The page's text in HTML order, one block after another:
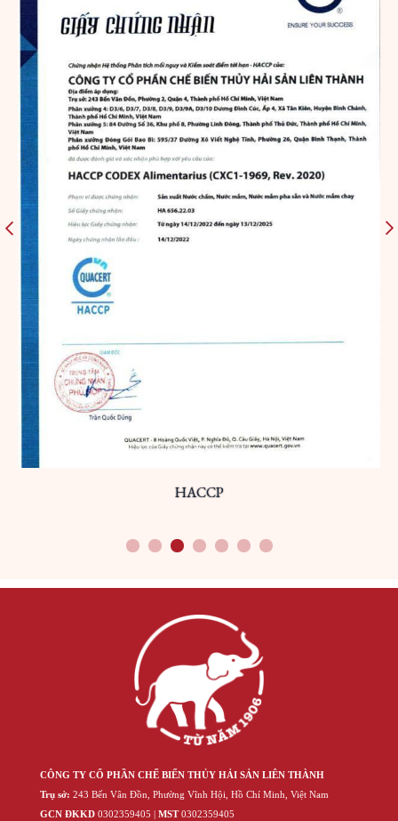
HACCP
1 2 3 4 5 6 7
CÔNG TY CỔ PHẦN CHẾ BIẾN THỦY HẢI SẢN LIÊN THÀNH
Trụ sở: 243 Bến Vân Đồn, Phường Vĩnh Hội, Hồ Chí Minh, Việt Nam
GCN ĐKKD ‍030‍2359405 | MST‍030‍2359405